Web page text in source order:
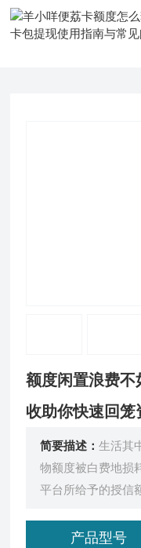
当前位置：
额度闲置浪费不
收助你快速回笼
简要描述：生活其
物额度被白费地损
平台所给予的授信
产品型号